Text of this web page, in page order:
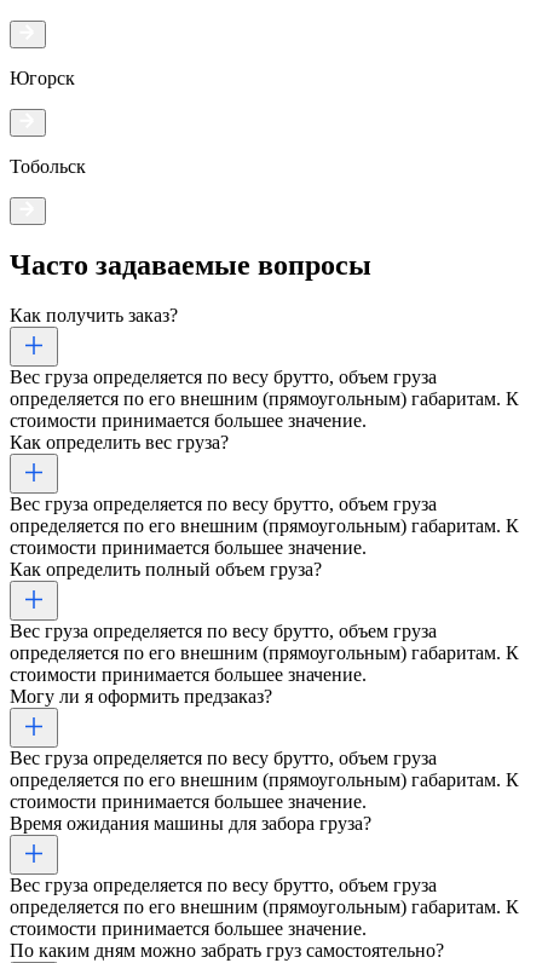
Югорск
Тобольск
Часто задаваемые вопросы
Как получить заказ?
Вес груза определяется по весу брутто, объем груза
определяется по его внешним (прямоугольным) габаритам. К
стоимости принимается большее значение.
Как определить вес груза?
Вес груза определяется по весу брутто, объем груза
определяется по его внешним (прямоугольным) габаритам. К
стоимости принимается большее значение.
Как определить полный объем груза?
Вес груза определяется по весу брутто, объем груза
определяется по его внешним (прямоугольным) габаритам. К
стоимости принимается большее значение.
Могу ли я оформить предзаказ?
Вес груза определяется по весу брутто, объем груза
определяется по его внешним (прямоугольным) габаритам. К
стоимости принимается большее значение.
Время ожидания машины для забора груза?
Вес груза определяется по весу брутто, объем груза
определяется по его внешним (прямоугольным) габаритам. К
стоимости принимается большее значение.
По каким дням можно забрать груз самостоятельно?